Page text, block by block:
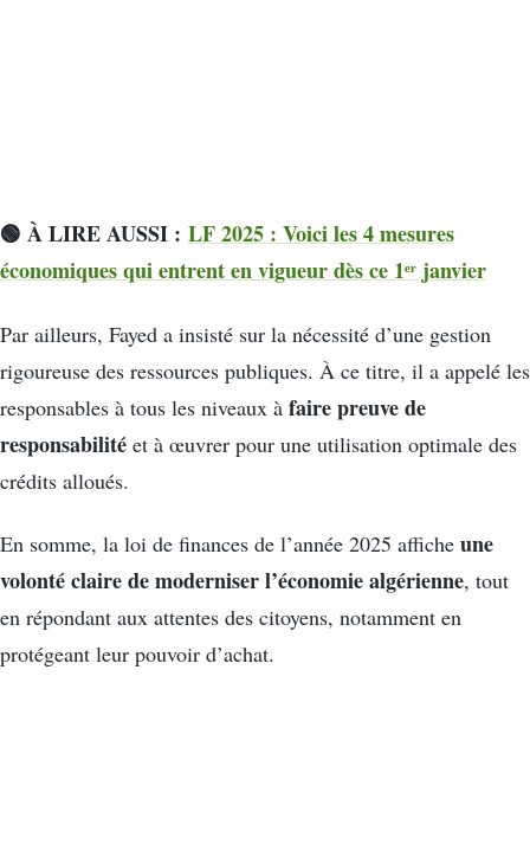
🟢 À LIRE AUSSI : LF 2025 : Voici les 4 mesures
économiques qui entrent en vigueur dès ce 1ᵉʳ janvier
Par ailleurs, Fayed a insisté sur la nécessité d’une gestion
rigoureuse des ressources publiques. À ce titre, il a appelé les
responsables à tous les niveaux à faire preuve de
responsabilité et à œuvrer pour une utilisation optimale des
crédits alloués.
En somme, la loi de finances de l’année 2025 affiche une
volonté claire de moderniser l’économie algérienne, tout
en répondant aux attentes des citoyens, notamment en
protégeant leur pouvoir d’achat.